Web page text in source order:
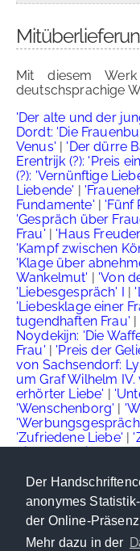
Der
anonymes
der Online-
Mehr dazu in der
Mit diesem
deutschsprachige
'Der alte und der
Dordt: 'Die
Venus' | 'Der dürre
Erentrijk (?): 'Preis
(?): 'Vernünftige
Liebende' |
Fundamente' | 'Fünf
'Gespräch über
Frau' | 'Haus
'Kampf zwischen
'Klage über
Wankelmut' | 'Von
'Liebesgespräch' I |
'Liebesklage einer
tugendhaften Frau' |
Noydekijn: 'Die
Frau' | 'Preis der
von Sachsendorf:
um Graf Wilhelm
erhörter Liebe' |
'Wenschenborg' |
'Zufriedene Liebe' |
Ritter und einer